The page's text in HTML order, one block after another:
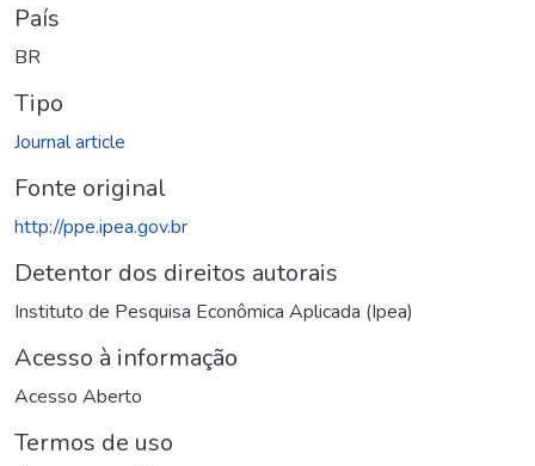
País
BR
Tipo
Journal article
Fonte original
http://ppe.ipea.gov.br
Detentor dos direitos autorais
Instituto de Pesquisa Econômica Aplicada (Ipea)
Acesso à informação
Acesso Aberto
Termos de uso